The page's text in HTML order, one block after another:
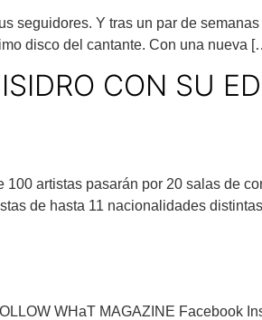
seguidores. Y tras un par de
disco del cantante. Con una nueva
CON SU
artistas pasarán por 20 salas de
de hasta 11 nacionalidades
WHaT MAGAZINE Facebook